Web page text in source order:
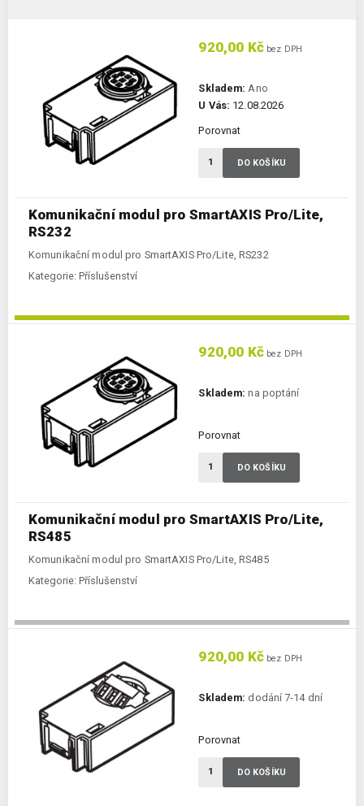
Komunikační modul pro SmartAXIS Pro/Lite,
RS232
Komunikační modul pro SmartAXIS Pro/Lite, RS232
Kategorie: Příslušenství
920,00 Kč bez DPH
Skladem: Ano
U Vás: 12.08.2026
Porovnat
DO KOŠÍKU
Komunikační modul pro SmartAXIS Pro/Lite,
RS485
Komunikační modul pro SmartAXIS Pro/Lite, RS485
Kategorie: Příslušenství
920,00 Kč bez DPH
Skladem: na poptání
Porovnat
DO KOŠÍKU
920,00 Kč bez DPH
Skladem: dodání 7-14 dní
Porovnat
DO KOŠÍKU